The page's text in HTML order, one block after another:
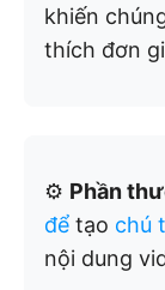
khiến
thích đơn
⚙️ Phần
để tạo chú
nội dung